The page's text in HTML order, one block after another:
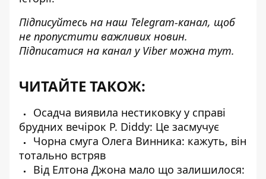
Підписуйтесь на наш Telegram-канал, щоб
не пропустити важливих новин.
Підписатися на канал у Viber можна тут.
ЧИТАЙТЕ ТАКОЖ:
Осадча виявила нестиковку у справі
брудних вечірок P. Diddy: Це засмучує
Чорна смуга Олега Винника: кажуть, він
тотально встряв
Від Елтона Джона мало що залишилося: